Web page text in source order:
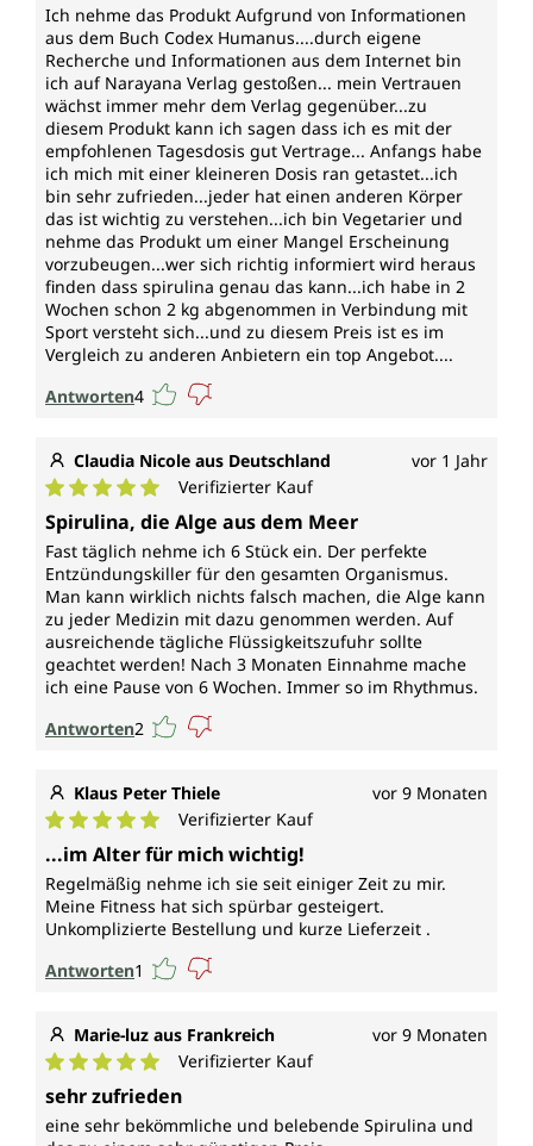
Ich nehme das Produkt Aufgrund von Informationen
aus dem Buch Codex Humanus....durch eigene
Recherche und Informationen aus dem Internet bin
ich auf Narayana Verlag gestoßen... mein Vertrauen
wächst immer mehr dem Verlag gegenüber...zu
diesem Produkt kann ich sagen dass ich es mit der
empfohlenen Tagesdosis gut Vertrage... Anfangs habe
ich mich mit einer kleineren Dosis ran getastet...ich
bin sehr zufrieden...jeder hat einen anderen Körper
das ist wichtig zu verstehen...ich bin Vegetarier und
nehme das Produkt um einer Mangel Erscheinung
vorzubeugen...wer sich richtig informiert wird heraus
finden dass spirulina genau das kann...ich habe in 2
Wochen schon 2 kg abgenommen in Verbindung mit
Sport versteht sich...und zu diesem Preis ist es im
Vergleich zu anderen Anbietern ein top Angebot....
Antworten4
Claudia Nicole aus Deutschland vor 1 Jahr
Durchschnittliche Bewertung von 5 von 5 Sternen
Verifizierter Kauf
Spirulina, die Alge aus dem Meer
Fast täglich nehme ich 6 Stück ein. Der perfekte
Entzündungskiller für den gesamten Organismus.
Man kann wirklich nichts falsch machen, die Alge kann
zu jeder Medizin mit dazu genommen werden. Auf
ausreichende tägliche Flüssigkeitszufuhr sollte
geachtet werden! Nach 3 Monaten Einnahme mache
ich eine Pause von 6 Wochen. Immer so im Rhythmus.
Antworten2
Klaus Peter Thiele vor 9 Monaten
Durchschnittliche Bewertung von 5 von 5 Sternen
Verifizierter Kauf
...im Alter für mich wichtig!
Regelmäßig nehme ich sie seit einiger Zeit zu mir.
Meine Fitness hat sich spürbar gesteigert.
Unkomplizierte Bestellung und kurze Lieferzeit .
Antworten1
Marie-luz aus Frankreich vor 9 Monaten
Durchschnittliche Bewertung von 5 von 5 Sternen
Verifizierter Kauf
sehr zufrieden
eine sehr bekömmliche und belebende Spirulina und